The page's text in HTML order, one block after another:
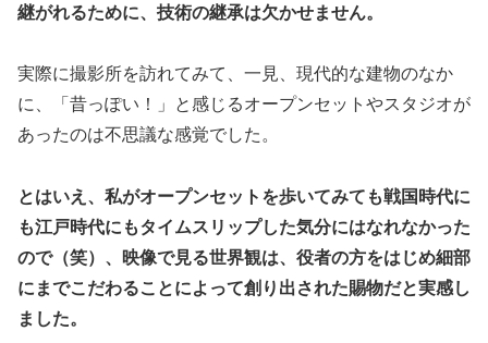
継がれるために、技術の継承は欠かせません。
実際に撮影所を訪れてみて、一見、現代的な建物のなか
に、「昔っぽい！」と感じるオープンセットやスタジオが
あったのは不思議な感覚でした。
とはいえ、私がオープンセットを歩いてみても戦国時代に
も江戸時代にもタイムスリップした気分にはなれなかった
ので（笑）、映像で見る世界観は、役者の方をはじめ細部
にまでこだわることによって創り出された賜物だと実感し
ました。